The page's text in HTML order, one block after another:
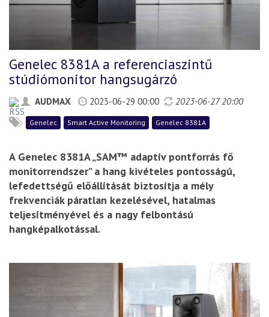
Genelec 8381A a referenciaszintű
stúdiómonitor hangsugárzó
AUDMAX 2023-06-29 00:00 2023-06-27 20:00
Genelec Smart Active Monitoring Genelec 8381A
A Genelec 8381A „SAM™ adaptív pontforrás fő
monitorrendszer” a hang kivételes pontosságú,
lefedettségű előállítását biztosítja a mély
frekvenciák páratlan kezelésével, hatalmas
teljesítményével és a nagy felbontású
hangképalkotással.